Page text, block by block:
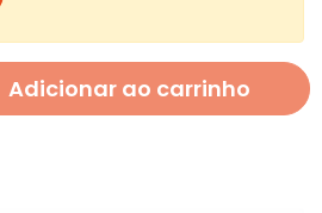
Adicionar ao carrinho